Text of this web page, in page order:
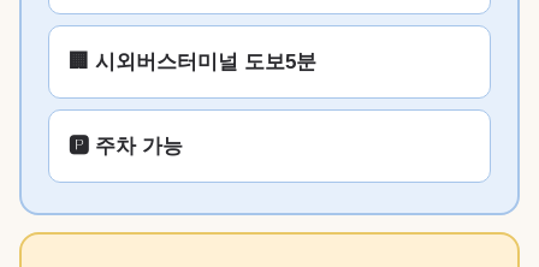
🏢 시외버스터미널 도보5분
🅿️ 주차 가능